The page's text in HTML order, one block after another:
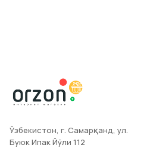
Ўзбекистон, г. Самарқанд, ул.
Буюк Ипак Йўли 112